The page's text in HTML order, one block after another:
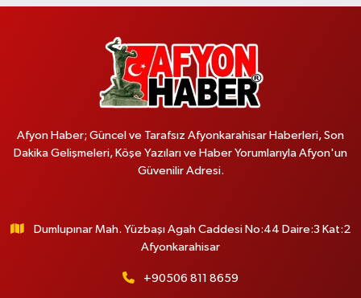
Afyon Haber; Güncel ve Tarafsız Afyonkarahisar Haberleri, Son
Dakika Gelişmeleri, Köşe Yazıları ve Haber Yorumlarıyla Afyon'un
Güvenilir Adresi.
Dumlupınar Mah. Yüzbaşı Agah Caddesi No:44 Daire:3 Kat:2
Afyonkarahisar
+90506 811 8659